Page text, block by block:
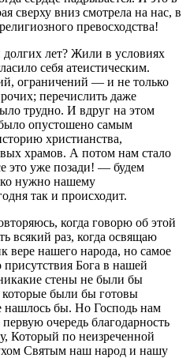
сверху вниз смотрела на нас, в
превосходства!
лет? Жили в условиях
себя атеистическим.
ограничений — и не только
перечислить даже
трудно. И вдруг на этом
было опустошено самым
христианства,
храмов. А потом нам стало
это уже позади! — будем
нужно нашему
так и происходит.
когда говорю об этой
всякий раз, когда освящаю
вере нашего народа, но самое
присутствия Бога в нашей
стены не были бы
были бы готовы
нашлось бы. Но Господь нам
очередь благодарность
Который по неизреченной
Святым наш народ и нашу